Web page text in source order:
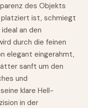
des Objekts
ist, schmiegt
an den
durch die feinen
elegant eingerahmt,
sanft um den
und
klare Hell-
in der